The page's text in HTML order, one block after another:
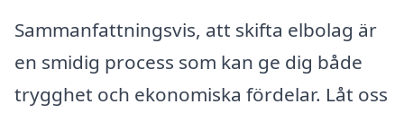
Sammanfattningsvis, att skifta elbolag är
en smidig process som kan ge dig både
trygghet och ekonomiska fördelar. Låt oss